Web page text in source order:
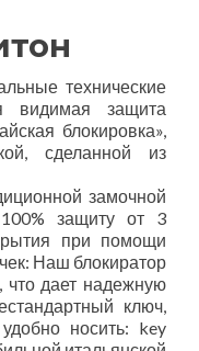
технические
видимая защита
блокировка»,
сделанной из
замочной
защиту от 3
при помощи
Наш блокиратор
дает надежную
ключ,
носить: key